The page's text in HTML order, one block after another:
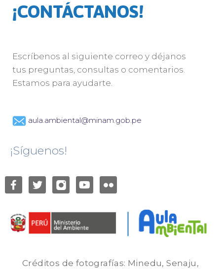
¡CONTÁCTANOS!
Escríbenos al siguiente correo y déjanos
tus preguntas, consultas o comentarios.
Estamos para ayudarte.
aula.ambiental@minam.gob.pe
¡Síguenos!
Créditos de fotografías: Minedu, Senaju,